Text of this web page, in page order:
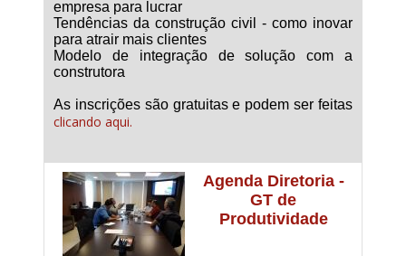
empresa para lucrar
Tendências da construção civil - como inovar
para atrair mais clientes
Modelo de integração de solução com a
construtora
As inscrições são gratuitas e podem ser feitas
clicando aqui.
Agenda Diretoria -
GT de
Produtividade